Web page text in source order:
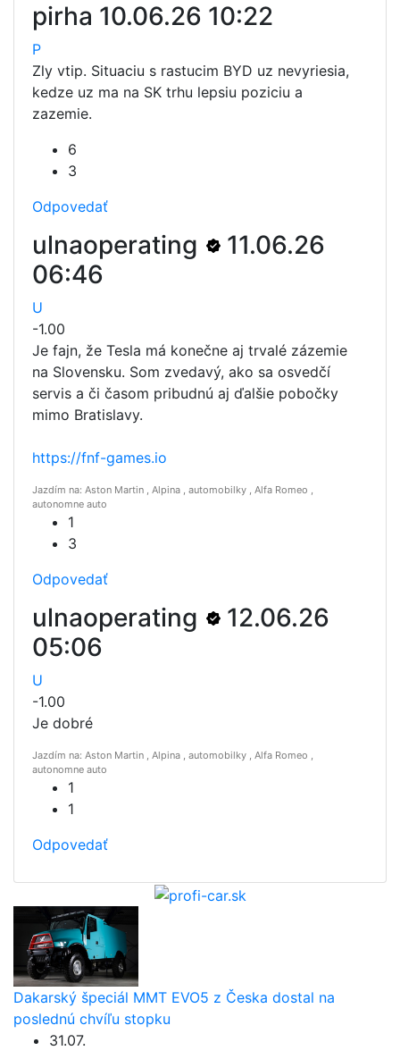
pirha 10.06.26 10:22
P
Zly vtip. Situaciu s rastucim BYD uz nevyriesia,
kedze uz ma na SK trhu lepsiu poziciu a
zazemie.
6
3
Odpovedať
ulnaoperating
11.06.26
06:46
U
-1.00
Je fajn, že Tesla má konečne aj trvalé zázemie
na Slovensku. Som zvedavý, ako sa osvedčí
servis a či časom pribudnú aj ďalšie pobočky
mimo Bratislavy.
https://fnf-games.io
Jazdím na: Aston Martin , Alpina , automobilky , Alfa Romeo ,
autonomne auto
1
3
Odpovedať
ulnaoperating
12.06.26
05:06
U
-1.00
Je dobré
Jazdím na: Aston Martin , Alpina , automobilky , Alfa Romeo ,
autonomne auto
1
1
Odpovedať
Dakarský špeciál MMT EVO5 z Česka dostal na
poslednú chvíľu stopku
31.07.